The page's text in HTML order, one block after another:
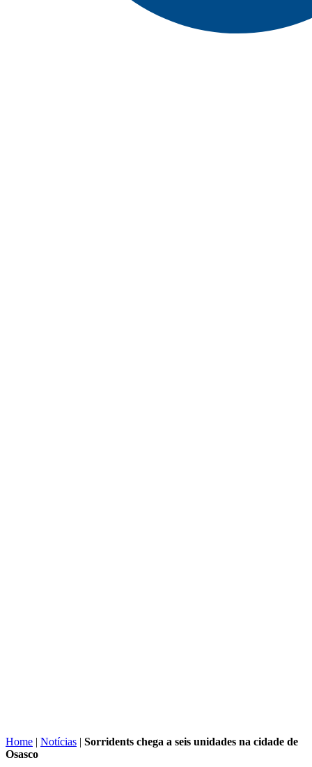
Home | Notícias | Sorridents chega a seis unidades na cidade de
Osasco